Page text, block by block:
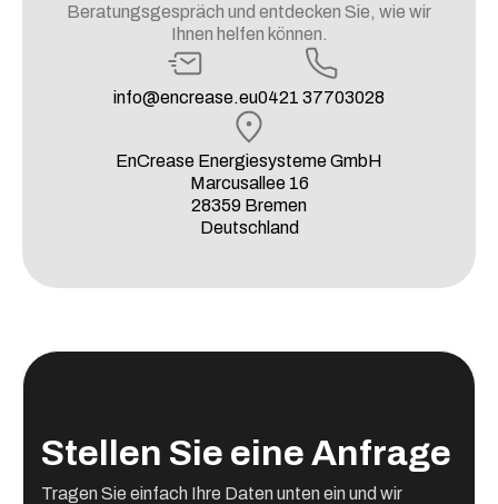
Beratungsgespräch und entdecken Sie, wie wir
Ihnen helfen können.
info@encrease.eu0421 37703028
EnCrease Energiesysteme GmbH
Marcusallee 16
28359 Bremen
Deutschland
Stellen Sie eine Anfrage
Tragen Sie einfach Ihre Daten unten ein und wir